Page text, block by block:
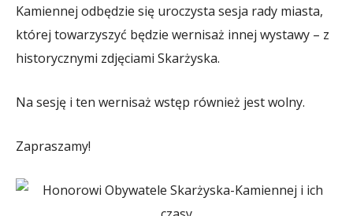
Kamiennej odbędzie się uroczysta sesja rady miasta,
której towarzyszyć będzie wernisaż innej wystawy – z
historycznymi zdjęciami Skarżyska.
Na sesję i ten wernisaż wstęp również jest wolny.
Zapraszamy!